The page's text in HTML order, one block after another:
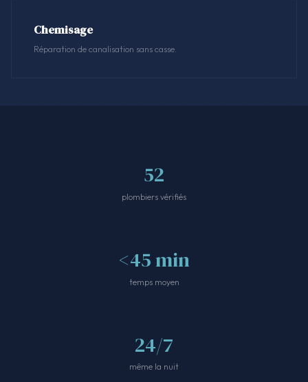
Chemisage
Réparation de canalisation sans casse.
52
plombiers vérifiés
<45 min
temps moyen
24/7
même la nuit